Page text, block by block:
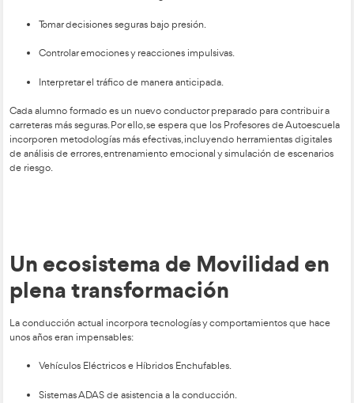
función combina conocimientos técnicos, habilidades
capacidad para acompañar a personas de perfiles muy
proceso de aprendizaje que puede cambiarles la vida.
tradicionales y eléctricos, la conducción conectada, la
sostenible o la gestión del estrés ante contextos urbanos
complejos.
La seguridad vial como
esencial
constituye una de las herramientas más eficaces para
docente ayuda al futuro conductor a: